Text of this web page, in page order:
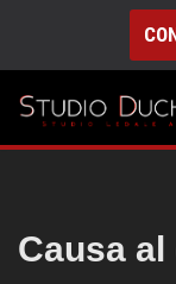
Vai
al
contenuto
Causa